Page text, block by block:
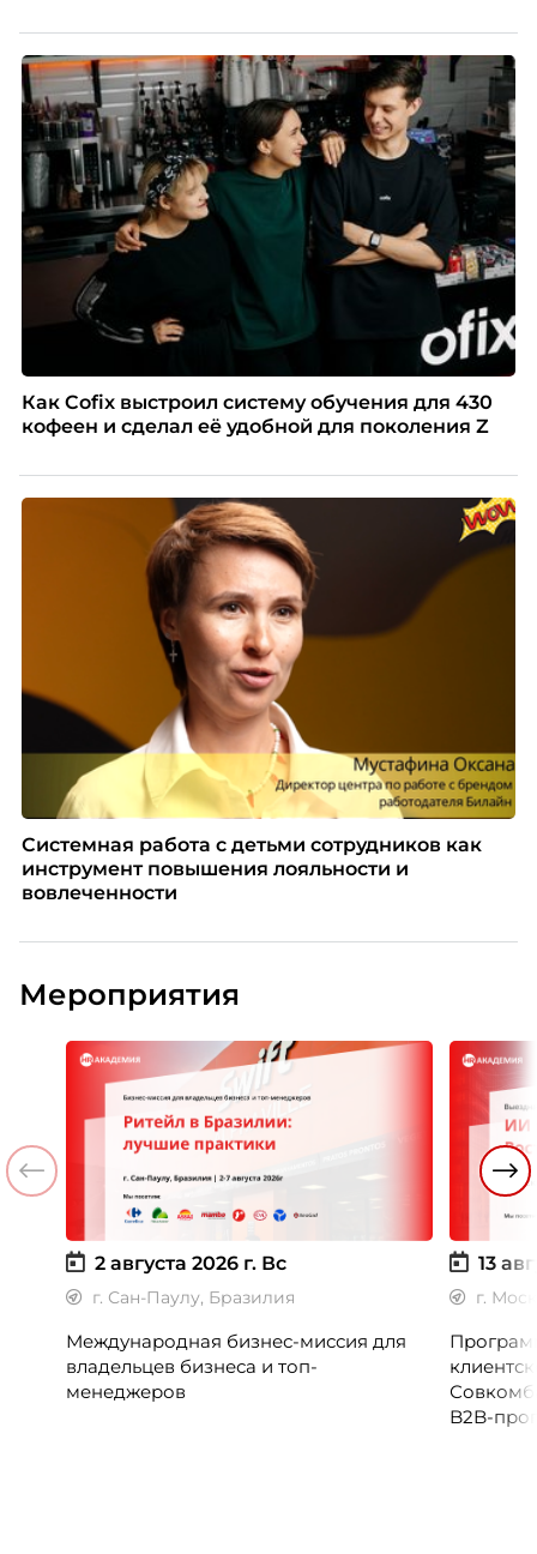
Как Cofix выстроил систему обучения для 430
кофеен и сделал её удобной для поколения Z
Системная работа с детьми сотрудников как
инструмент повышения лояльности и
вовлеченности
Мероприятия
2 августа 2026 г. Вс
г. Сан-Паулу, Бразилия
Международная бизнес-миссия для
владельцев бизнеса и топ-
менеджеров
13
г.
B2B-